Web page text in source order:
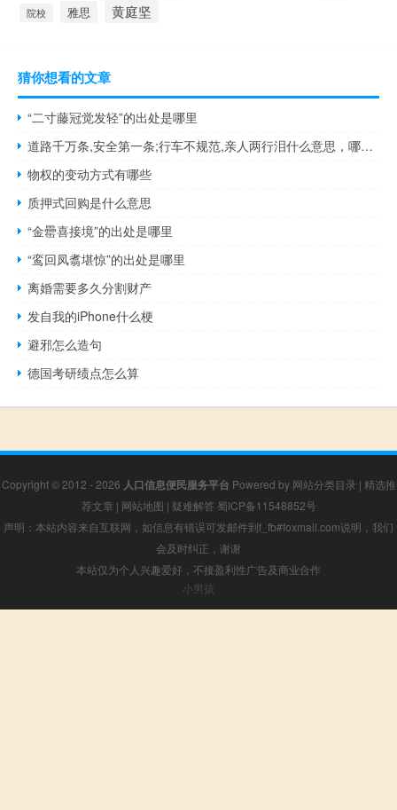
院校 雅思 黄庭坚
猜你想看的文章
“二寸藤冠觉发轻”的出处是哪里
道路千万条,安全第一条;行车不规范,亲人两行泪什么意思，哪里来的台词什么梗
物权的变动方式有哪些
质押式回购是什么意思
“金罍喜接境”的出处是哪里
“鸾回凤翥堪惊”的出处是哪里
离婚需要多久分割财产
发自我的iPhone什么梗
避邪怎么造句
德国考研绩点怎么算
Copyright © 2012 - 2026 人口信息便民服务平台 Powered by 网站分类目录 | 精选推
荐文章 | 网站地图 | 疑难解答 蜀ICP备11548852号
声明：本站内容来自互联网，如信息有错误可发邮件到f_fb#foxmail.com说明，我们
会及时纠正，谢谢
本站仅为个人兴趣爱好，不接盈利性广告及商业合作
小男孩